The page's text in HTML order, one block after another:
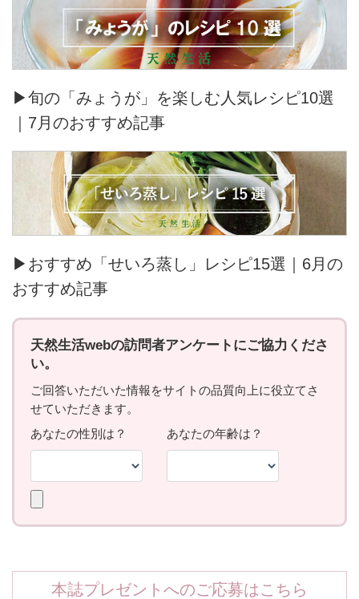
▶旬の「みょうが」を楽しむ人気レシピ10選
｜7月のおすすめ記事
▶おすすめ「せいろ蒸し」レシピ15選｜6月の
おすすめ記事
本誌プレゼントへのご応募はこちら